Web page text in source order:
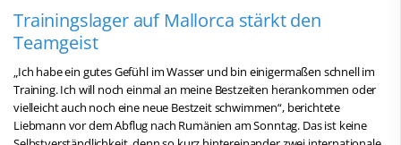
Trainingslager auf Mallorca stärkt den
Teamgeist
„Ich habe ein gutes Gefühl im Wasser und bin einigermaßen schnell im
Training. Ich will noch einmal an meine Bestzeiten herankommen oder
vielleicht auch noch eine neue Bestzeit schwimmen“, berichtete
Liebmann vor dem Abflug nach Rumänien am Sonntag. Das ist keine